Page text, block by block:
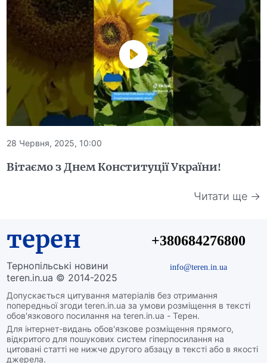
28 Червня, 2025, 10:00
Вітаємо з Днем Конституції України!
Читати ще →
терен
Тернопільські новини
teren.in.ua © 2014-2025
Допускається цитування матеріалів без отримання
попередньої згоди teren.in.ua за умови розміщення в тексті
обов'язкового посилання на teren.in.ua - Терен.
Для інтернет-видань обов'язкове розміщення прямого,
відкритого для пошукових систем гіперпосилання на
цитовані статті не нижче другого абзацу в тексті або в якості
джерела.
+380684276800
info@teren.in.ua